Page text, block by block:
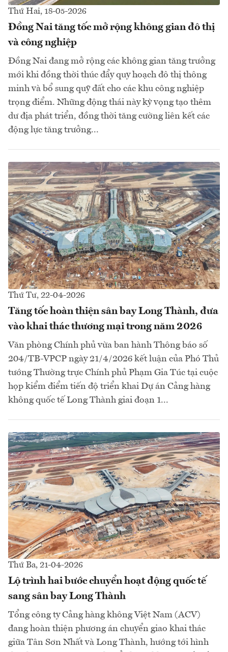
Thứ Hai, 18-05-2026
Đồng Nai tăng tốc mở rộng không gian đô thị
và công nghiệp
Đồng Nai đang mở rộng các không gian tăng trưởng
mới khi đồng thời thúc đẩy quy hoạch đô thị thông
minh và bổ sung quỹ đất cho các khu công nghiệp
trọng điểm. Những động thái này kỳ vọng tạo thêm
dư địa phát triển, đồng thời tăng cường liên kết các
động lực tăng trưởng...
Thứ Tư, 22-04-2026
Tăng tốc hoàn thiện sân bay Long Thành, đưa
vào khai thác thương mại trong năm 2026
Văn phòng Chính phủ vừa ban hành Thông báo số
204/TB-VPCP ngày 21/4/2026 kết luận của Phó Thủ
tướng Thường trực Chính phủ Phạm Gia Túc tại cuộc
họp kiểm điểm tiến độ triển khai Dự án Cảng hàng
không quốc tế Long Thành giai đoạn 1...
Thứ Ba, 21-04-2026
Lộ trình hai bước chuyển hoạt động quốc tế
sang sân bay Long Thành
Tổng công ty Cảng hàng không Việt Nam (ACV)
đang hoàn thiện phương án chuyển giao khai thác
giữa Tân Sơn Nhất và Long Thành, hướng tới hình